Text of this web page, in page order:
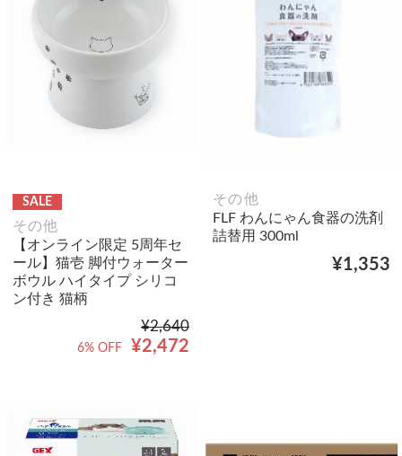
SALE
その他
【オンライン限定 5周年セ
ール】猫壱 脚付ウォーター
ボウル ハイタイプ シリコ
ン付き 猫柄
¥2,640
¥2,472
6% OFF
その他
FLF わんにゃん食器の洗剤
詰替用 300ml
¥1,353